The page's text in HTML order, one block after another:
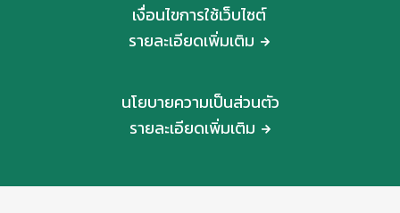
เงื่อนไขการใช้เว็บไซต์
รายละเอียดเพิ่มเติม
นโยบายความเป็นส่วนตัว
รายละเอียดเพิ่มเติม